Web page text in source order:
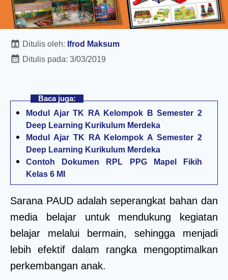
Ditulis oleh: Ifrod Maksum
Ditulis pada: 3/03/2019
Baca juga:
Modul Ajar TK RA Kelompok B Semester 2
Deep Learning Kurikulum Merdeka
Modul Ajar TK RA Kelompok A Semester 2
Deep Learning Kurikulum Merdeka
Contoh Dokumen RPL PPG Mapel Fikih
Kelas 6 MI
Sarana PAUD adalah seperangkat bahan dan
media belajar untuk mendukung kegiatan
belajar melalui bermain, sehingga menjadi
lebih efektif dalam rangka mengoptimalkan
perkembangan anak.